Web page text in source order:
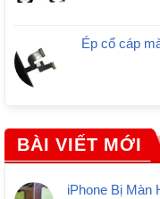
Ép cổ cáp
BÀI VIẾT MỚI
iPhone Bị Màn